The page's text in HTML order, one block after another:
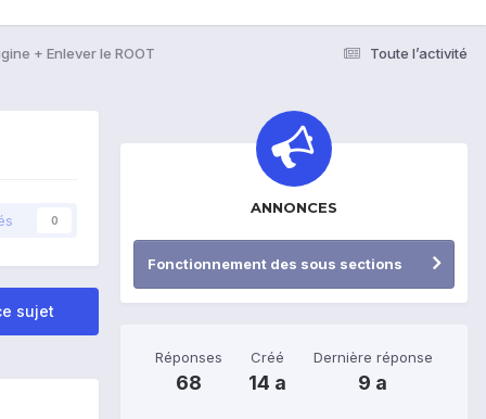
Toute l’activité
+ Enlever le ROOT
0
sujet
ANNONCES
Fonctionnement des sous sections
Réponses
68
Créé
14 a
Dernière réponse
9 a